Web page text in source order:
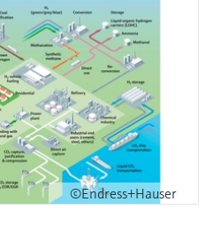
©Endress+Hauser